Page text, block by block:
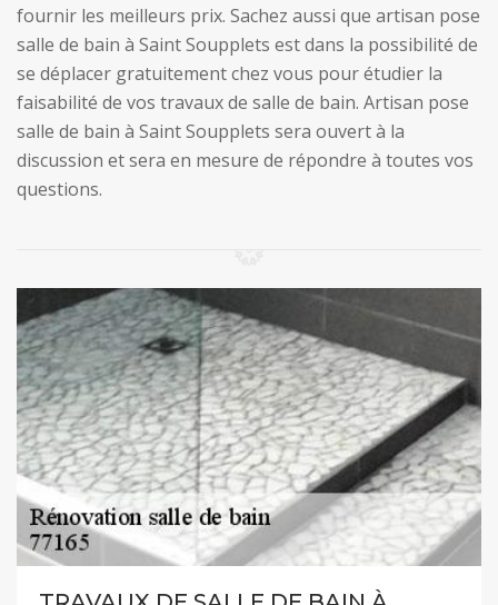
fournir les meilleurs prix. Sachez aussi que artisan pose
salle de bain à Saint Soupplets est dans la possibilité de
se déplacer gratuitement chez vous pour étudier la
faisabilité de vos travaux de salle de bain. Artisan pose
salle de bain à Saint Soupplets sera ouvert à la
discussion et sera en mesure de répondre à toutes vos
questions.